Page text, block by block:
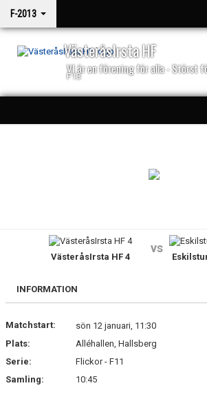
F-2013
VästeråsIrsta HF
VI är en förening för alla - Störst
F13
BILDGALLERI
FAQ
KONTAKT
VästeråsIrsta HF 4
vs
INFORMATION
Matchstart:
sön 12 januari, 11:30
Plats:
Alléhallen, Hallsberg
Serie:
Flickor - F11
Samling:
10:45